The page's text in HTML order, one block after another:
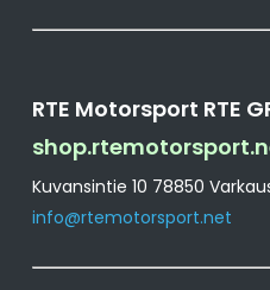
RTE Motorsport RTE
Kuvansintie 10 78850
info@rtemotorsport.net